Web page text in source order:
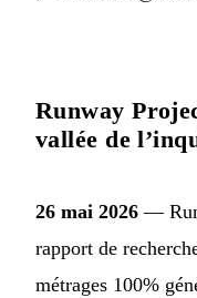
Runway
vallée de
26 mai 2026 —
rapport de
métrages 100%